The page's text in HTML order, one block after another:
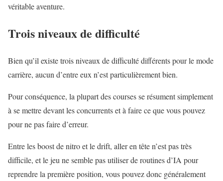
véritable aventure.
Trois niveaux de difficulté
Bien qu’il existe trois niveaux de difficulté différents pour le mode
carrière, aucun d’entre eux n’est particulièrement bien.
Pour conséquence, la plupart des courses se résument simplement
à se mettre devant les concurrents et à faire ce que vous pouvez
pour ne pas faire d’erreur.
Entre les boost de nitro et le drift, aller en tête n’est pas très
difficile, et le jeu ne semble pas utiliser de routines d’IA pour
reprendre la première position, vous pouvez donc généralement